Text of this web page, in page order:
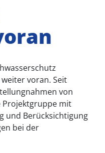
voran. Seit
von
Projektgruppe mit
und Berücksichtigung
bei der